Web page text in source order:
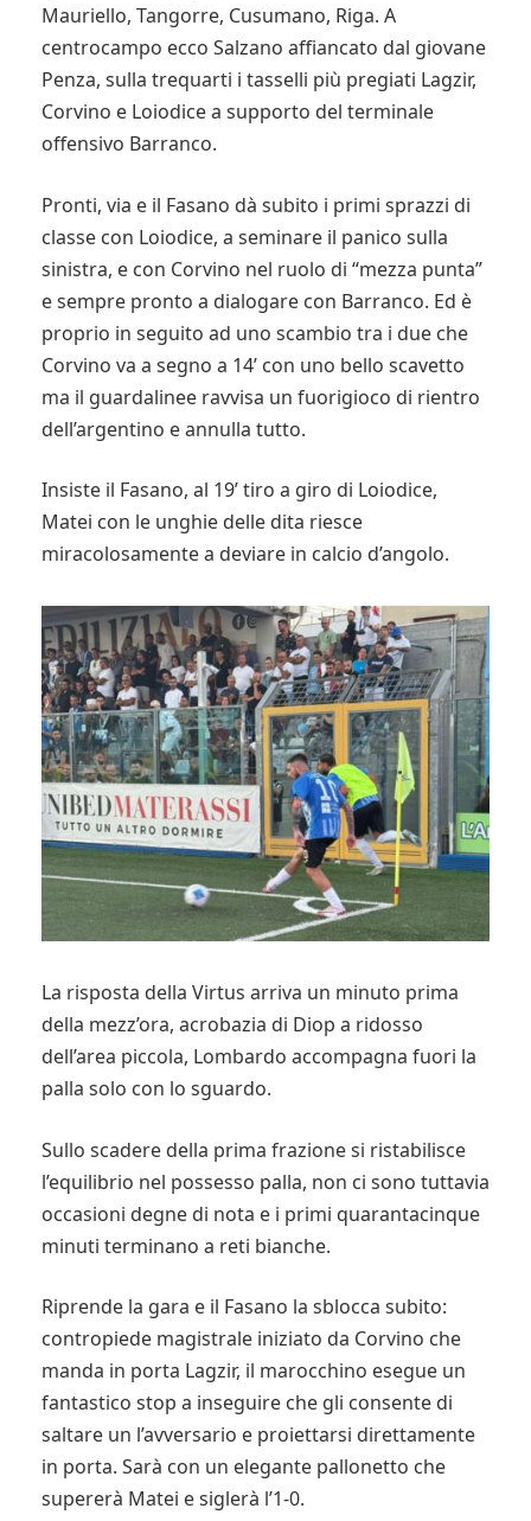
Mauriello, Tangorre, Cusumano, Riga. A
centrocampo ecco Salzano affiancato dal giovane
Penza, sulla trequarti i tasselli più pregiati Lagzir,
Corvino e Loiodice a supporto del terminale
offensivo Barranco.
Pronti, via e il Fasano dà subito i primi sprazzi di
classe con Loiodice, a seminare il panico sulla
sinistra, e con Corvino nel ruolo di “mezza punta”
e sempre pronto a dialogare con Barranco. Ed è
proprio in seguito ad uno scambio tra i due che
Corvino va a segno a 14’ con uno bello scavetto
ma il guardalinee ravvisa un fuorigioco di rientro
dell’argentino e annulla tutto.
Insiste il Fasano, al 19’ tiro a giro di Loiodice,
Matei con le unghie delle dita riesce
miracolosamente a deviare in calcio d’angolo.
La risposta della Virtus arriva un minuto prima
della mezz’ora, acrobazia di Diop a ridosso
dell’area piccola, Lombardo accompagna fuori la
palla solo con lo sguardo.
Sullo scadere della prima frazione si ristabilisce
l’equilibrio nel possesso palla, non ci sono tuttavia
occasioni degne di nota e i primi quarantacinque
minuti terminano a reti bianche.
Riprende la gara e il Fasano la sblocca subito:
contropiede magistrale iniziato da Corvino che
manda in porta Lagzir, il marocchino esegue un
fantastico stop a inseguire che gli consente di
saltare un l’avversario e proiettarsi direttamente
in porta. Sarà con un elegante pallonetto che
supererà Matei e siglerà l’1-0.